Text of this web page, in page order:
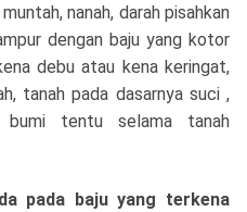
nanah, darah pisahkan
dengan baju yang kotor
debu atau kena keringat,
tanah pada dasarnya suci ,
bumi tentu selama tanah
pada baju yang terkena